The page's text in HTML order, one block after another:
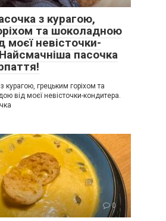
з курагою,
та шоколадною
моєї невісточки-
пасочка
грецьким горіхом та
від моєї невісточки-кондитера.
0